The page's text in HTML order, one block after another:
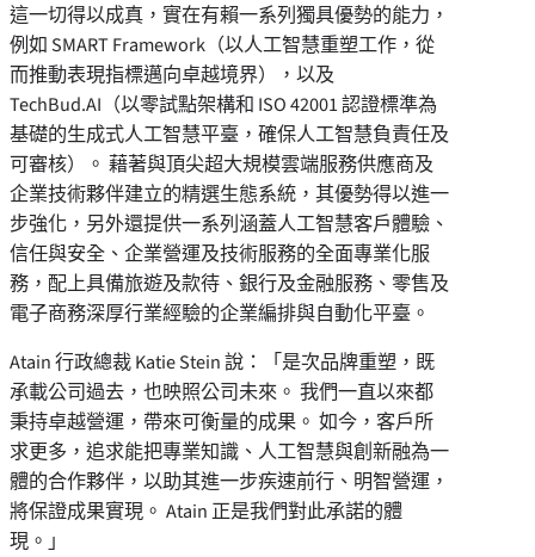
這一切得以成真，實在有賴一系列獨具優勢的能力，
例如 SMART Framework（以人工智慧重塑工作，從
而推動表現指標邁向卓越境界），以及
TechBud.AI（以零試點架構和 ISO 42001 認證標準為
基礎的生成式人工智慧平臺，確保人工智慧負責任及
可審核）。 藉著與頂尖超大規模雲端服務供應商及
企業技術夥伴建立的精選生態系統，其優勢得以進一
步強化，另外還提供一系列涵蓋人工智慧客戶體驗、
信任與安全、企業營運及技術服務的全面專業化服
務，配上具備旅遊及款待、銀行及金融服務、零售及
電子商務深厚行業經驗的企業編排與自動化平臺。
Atain 行政總裁 Katie Stein 說：「是次品牌重塑，既
承載公司過去，也映照公司未來。 我們一直以來都
秉持卓越營運，帶來可衡量的成果。 如今，客戶所
求更多，追求能把專業知識、人工智慧與創新融為一
體的合作夥伴，以助其進一步疾速前行、明智營運，
將保證成果實現。 Atain 正是我們對此承諾的體
現。」